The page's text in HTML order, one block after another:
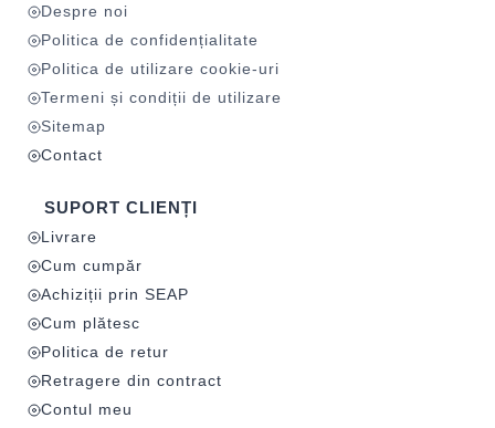
Despre noi
Politica de confidențialitate
Politica de utilizare cookie-uri
Termeni și condiții de utilizare
Sitemap
Contact
SUPORT CLIENȚI
Livrare
Cum cumpăr
Achiziții prin SEAP
Cum plătesc
Politica de retur
Retragere din contract
Contul meu